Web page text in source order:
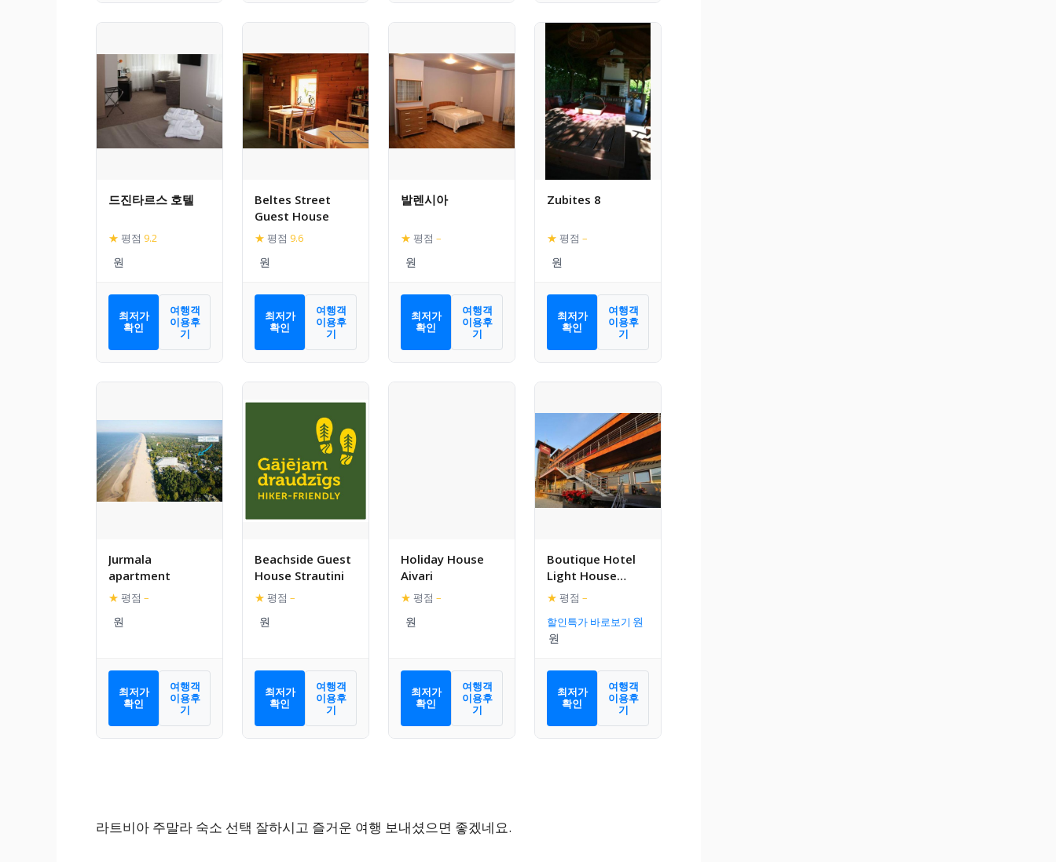
드진타르스 호텔
★ 평점 9.2
최저가
확인
여행객
이용후
기
Beltes Street
Guest House
★ 평점 9.6
최저가
확인
여행객
이용후
기
발렌시아
★ 평점 –
최저가
확인
여행객
이용후
기
Zubites 8
★ 평점 –
최저가
확인
여행객
이용후
기
Jurmala
apartment
★ 평점 –
최저가
확인
여행객
이용후
기
Beachside Guest
House Strautini
★ 평점 –
최저가
확인
여행객
이용후
기
Holiday House
Aivari
★ 평점 –
최저가
확인
여행객
이용후
기
Boutique Hotel
Light House
Jurmala
★ 평점 –
할인특가 바로보기
최저가
확인
여행객
이용후
기
라트비아 주말라 숙소 선택 잘하시고 즐거운 여행 보내셨으면 좋겠네요.